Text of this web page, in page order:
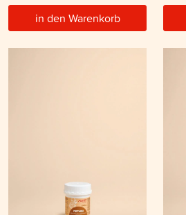
in den Warenkorb